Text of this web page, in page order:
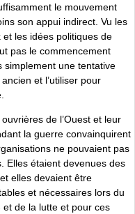
le mouvement
son appui indirect. Vu les
les idées politiques de
pas le commencement
simplement une tentative
et l’utiliser pour
de l’Ouest et leur
la guerre convainquirent
ne pouvaient pas
Elles étaient devenues des
elles devaient être
et nécessaires lors du
de la lutte et pour ces